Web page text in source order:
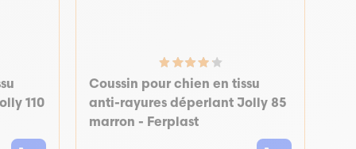
110
Coussin pour chien en tissu
anti-rayures déperlant Jolly 85
marron - Ferplast